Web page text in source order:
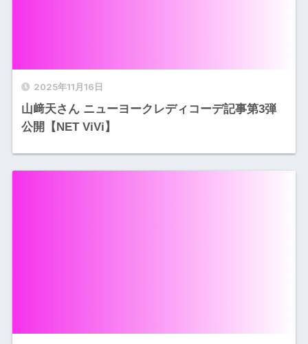
2025年11月16日
山﨑天さん ニューヨークレディコーデ記事第3弾
公開【NET ViVi】